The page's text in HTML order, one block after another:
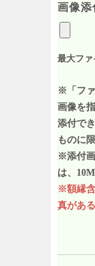
画像添
最大フ
※「ファ
画像を
添付で
ものに
※添付
は、
※額縁
真があ